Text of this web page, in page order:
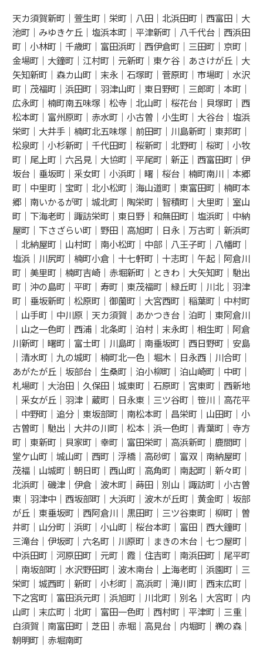
天カ須賀新町｜萱生町｜栄町｜八田｜北浜田町｜西富田｜大
池町｜みゆきケ丘｜塩浜本町｜平津新町｜八千代台｜西浜田
町｜小林町｜千歳町｜富田浜町｜西伊倉町｜三田町｜京町｜
金場町｜大鐘町｜江村町｜元新町｜東ケ谷｜あさけが丘｜大
矢知新町｜森カ山町｜末永｜石塚町｜菅原町｜市場町｜水沢
町｜茂福町｜浜田町｜羽津山町｜東日野町｜三郎町｜本町｜
広永町｜楠町南五味塚｜松寺｜北山町｜桜花台｜貝塚町｜西
松本町｜富州原町｜赤水町｜小古曽｜小生町｜大谷台｜塩浜
栄町｜大井手｜楠町北五味塚｜前田町｜川島新町｜東邦町｜
松泉町｜小杉新町｜千代田町｜桜新町｜北野町｜桜町｜小牧
町｜尾上町｜六呂見｜大協町｜平尾町｜新正｜西富田町｜伊
坂台｜垂坂町｜釆女町｜小浜町｜曙｜桜台｜楠町南川｜本郷
町｜中里町｜宝町｜北小松町｜海山道町｜東富田町｜楠町本
郷｜南いかるが町｜城北町｜陶栄町｜智積町｜大里町｜室山
町｜下海老町｜諏訪栄町｜東日野｜和無田町｜塩浜町｜中納
屋町｜下さざらい町｜野田｜高旭町｜日永｜万古町｜新浜町
｜北納屋町｜山村町｜南小松町｜中部｜八王子町｜八幡町｜
塩浜｜川尻町｜楠町小倉｜十七軒町｜十志町｜午起｜阿倉川
町｜美里町｜楠町吉崎｜赤堀新町｜ときわ｜大矢知町｜馳出
町｜沖の島町｜平町｜寿町｜東茂福町｜緑丘町｜川北｜羽津
町｜垂坂新町｜松原町｜御薗町｜大宮西町｜稲葉町｜中村町
｜山手町｜中川原｜天カ須賀｜あかつき台｜泊町｜東阿倉川
｜山之一色町｜西浦｜北条町｜泊村｜末永町｜相生町｜阿倉
川新町｜曙町｜富士町｜川島町｜南垂坂町｜西日野町｜安島
｜清水町｜九の城町｜楠町北一色｜堀木｜日永西｜川合町｜
あがたが丘｜坂部台｜生桑町｜泊小柳町｜泊山崎町｜中町｜
札場町｜大治田｜久保田｜城東町｜石原町｜宮東町｜西新地
｜釆女が丘｜羽津｜蔵町｜日永東｜三ツ谷町｜笹川｜高花平
｜中野町｜追分｜東坂部町｜南松本町｜昌栄町｜山田町｜小
古曽町｜馳出｜大井の川町｜松本｜浜一色町｜青葉町｜寺方
町｜東新町｜貝家町｜幸町｜富田栄町｜高浜新町｜鹿間町｜
堂ケ山町｜城山町｜西町｜浮橋｜高砂町｜富双｜南納屋町｜
茂福｜山城町｜朝日町｜西山町｜高角町｜南起町｜新々町｜
北浜町｜磯津｜伊倉｜波木町｜蒔田｜別山｜諏訪町｜小古曽
東｜羽津中｜西坂部町｜大浜町｜波木が丘町｜黄金町｜坂部
が丘｜東垂坂町｜西阿倉川｜黒田町｜三ツ谷東町｜柳町｜曽
井町｜山分町｜浜町｜小山町｜桜台本町｜富田｜西大鐘町｜
三滝台｜伊坂町｜六名町｜川原町｜まきの木台｜七つ屋町｜
中浜田町｜河原田町｜元町｜霞｜住吉町｜南浜田町｜尾平町
｜南坂部町｜水沢野田町｜波木南台｜上海老町｜浜園町｜三
栄町｜城西町｜新町｜小杉町｜高浜町｜滝川町｜西末広町｜
下之宮町｜富田浜元町｜浜旭町｜川北町｜別名｜大宮町｜内
山町｜末広町｜北町｜富田一色町｜西村町｜平津町｜三重｜
白須賀｜南富田町｜芝田｜赤堀｜高見台｜内堀町｜鵜の森｜
朝明町｜赤堀南町